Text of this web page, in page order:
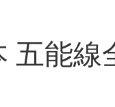
五能